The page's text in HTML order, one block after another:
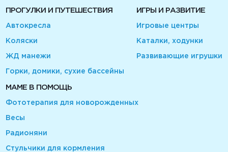
ПРОГУЛКИ И ПУТЕШЕСТВИЯ
Автокресла
Коляски
ЖД манежи
Горки, домики, сухие бассейны
ИГРЫ И РАЗВИТИЕ
Игровые центры
Каталки, ходунки
Развивающие игрушки
МАМЕ В ПОМОЩЬ
Фототерапия для новорожденных
Весы
Радионяни
Стульчики для кормления